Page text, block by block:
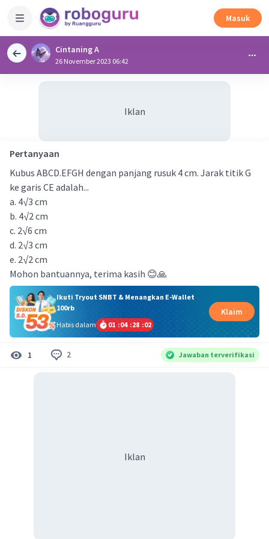
Masuk
Cintaning A
26 November 2023 06:42
Iklan
Pertanyaan
Kubus ABCD.EFGH dengan panjang rusuk 4 cm. Jarak titik G
ke garis CE adalah...
a. 4√3 cm
b. 4√2 cm
c. 2√6 cm
d. 2√3 cm
e. 2√2 cm
Mohon bantuannya, terima kasih 😊🙏
Ikuti Tryout SNBT & Menangkan E-Wallet
100rb
Habis dalam
01 :04 :28 :01
Klaim
1 2 Jawaban terverifikasi
Iklan